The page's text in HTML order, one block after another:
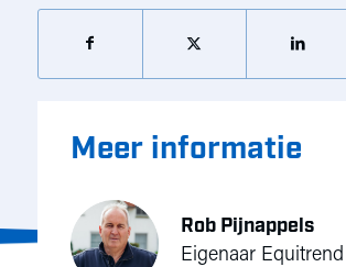
Meer informatie
Rob Pijnappels
Eigenaar Equitrend